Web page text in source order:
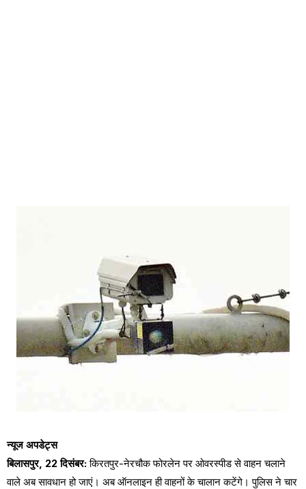
न्यूज अपडेट्स
बिलासपुर, 22 दिसंबर:किरतपुर-नेरचौक फोरलेन पर ओवरस्पीड से वाहन चलाने
वाले अब सावधान हो जाएं। अब ऑनलाइन ही वाहनों के चालान कटेंगे। पुलिस ने चार